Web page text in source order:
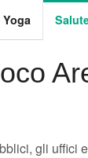
Yoga
gli uffici